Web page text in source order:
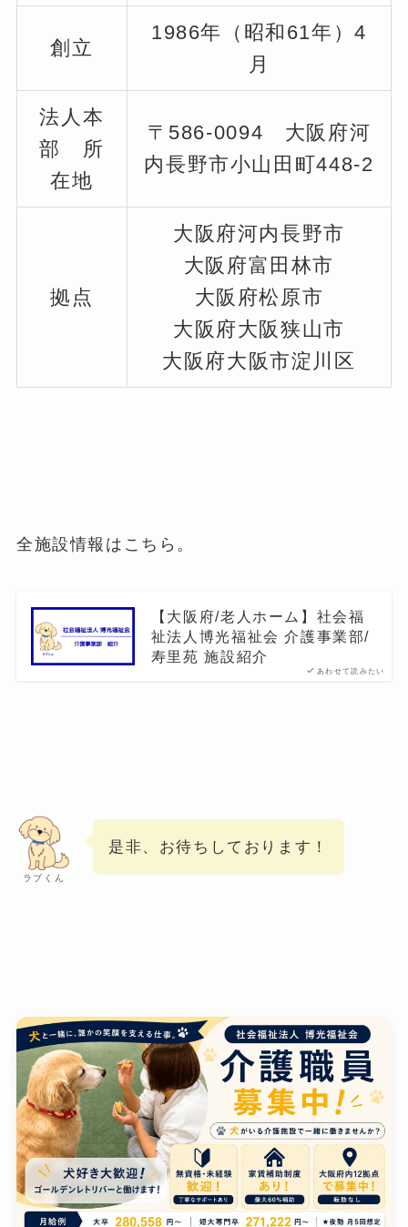
創立
1986年（昭和61年）4
月
法人本
部 所
在地
〒586-0094 大阪府河
内長野市小山田町448-2
拠点
大阪府河内長野市
大阪府富田林市
大阪府松原市
大阪府大阪狭山市
大阪府大阪市淀川区
全施設情報はこちら。
あわせて読みたい
【大阪府/老人ホーム】社会福
祉法人博光福祉会 介護事業部/
寿里苑 施設紹介
ラブくん
是非、お待ちしております！